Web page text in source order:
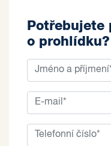
Potřebujete
o prohlídku?